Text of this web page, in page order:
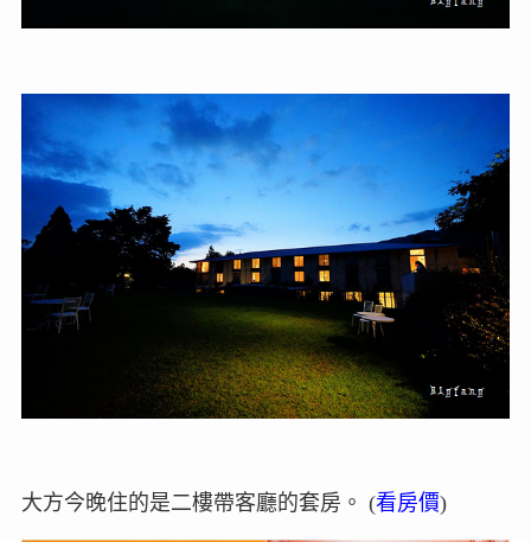
大方今晚住的是二樓帶客廳的套房。 (看房價)